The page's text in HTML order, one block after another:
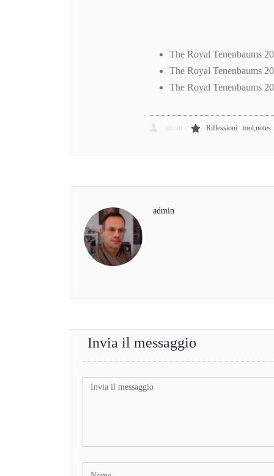
The Royal Tenenbaums
The Royal Tenenbaums
The Royal Tenenbaums
Riflessioni ,tool,notes
admin
Invia il messaggio